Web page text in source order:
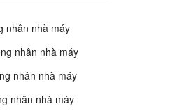
nhân nhà máy
nhân nhà máy
nhân nhà máy
nhân nhà máy